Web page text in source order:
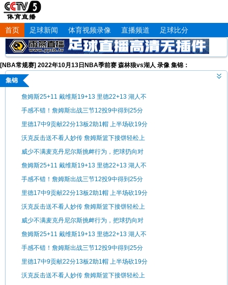
首页 足球新闻 体育视频录像 直播频道 足球比分
[NBA常规赛] 2022年10月13日NBA季前赛 森林狼vs湖人 录像 集锦：
集锦
詹姆斯25+11 戴维斯19+13 里德22+13 湖人不
敌森林狼
手感不错！詹姆斯出战三节12投9中得到25分
11板3助1断
里德17中9贡献22分13板2助1帽 上半场砍19分
沃克反击送不看人妙传 詹姆斯篮下接饼轻松上
篮
威少不满麦克丹尼尔斯挑衅行为，把球扔向对
手
詹姆斯25+11 戴维斯19+13 里德22+13 湖人不
敌森林狼
手感不错！詹姆斯出战三节12投9中得到25分
11板3助1断
里德17中9贡献22分13板2助1帽 上半场砍19分
沃克反击送不看人妙传 詹姆斯篮下接饼轻松上
篮
威少不满麦克丹尼尔斯挑衅行为，把球扔向对
手
詹姆斯25+11 戴维斯19+13 里德22+13 湖人不
敌森林狼
手感不错！詹姆斯出战三节12投9中得到25分
11板3助1断
里德17中9贡献22分13板2助1帽 上半场砍19分
沃克反击送不看人妙传 詹姆斯篮下接饼轻松上